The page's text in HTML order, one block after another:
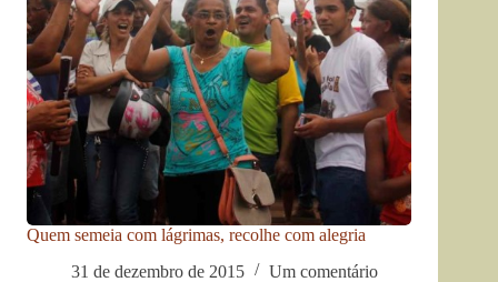
Quem semeia com lágrimas, recolhe com alegria
31 de dezembro de 2015
Um comentário